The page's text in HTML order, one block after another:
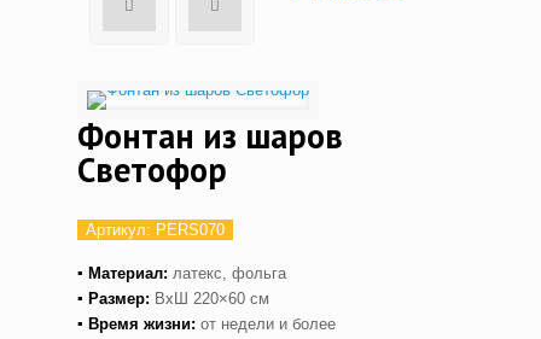
Фонтан из шаров
Светофор
Артикул: PERS070
▪ Материал: латекс, фольга
▪ Размер: ВхШ 220×60 см
▪ Время жизни: от недели и более